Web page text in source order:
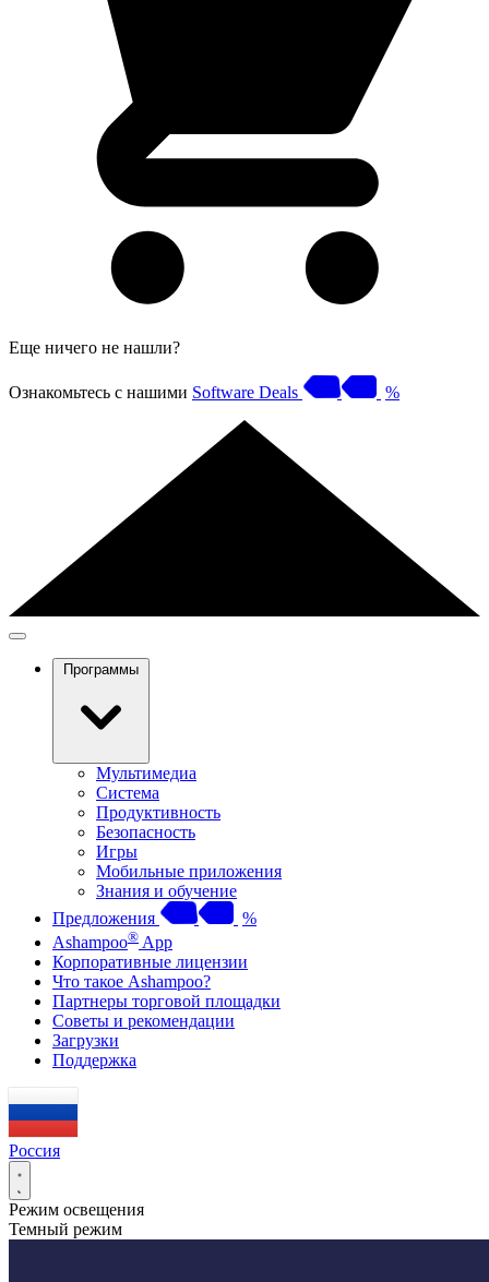
Еще ничего не нашли?
Ознакомьтесь с нашими Software Deals %
Программы
Мультимедиа
Система
Продуктивность
Безопасность
Игры
Мобильные приложения
Знания и обучение
Предложения
%
Ashampoo® App
Корпоративные лицензии
Что такое Ashampoo?
Партнеры торговой площадки
Советы и рекомендации
Загрузки
Поддержка
Россия
Режим освещения
Темный режим